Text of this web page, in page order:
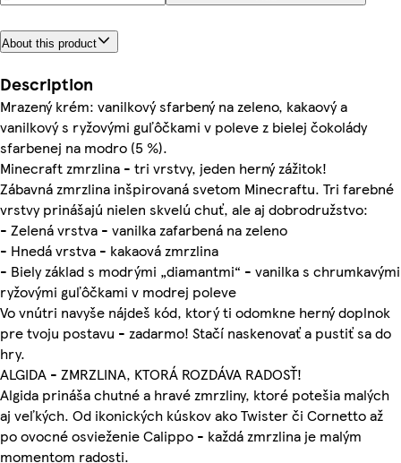
About this product
Description
Mrazený krém: vanilkový sfarbený na zeleno, kakaový a
vanilkový s ryžovými guľôčkami v poleve z bielej čokolády
sfarbenej na modro (5 %).
Minecraft zmrzlina - tri vrstvy, jeden herný zážitok!
Zábavná zmrzlina inšpirovaná svetom Minecraftu. Tri farebné
vrstvy prinášajú nielen skvelú chuť, ale aj dobrodružstvo:
- Zelená vrstva - vanilka zafarbená na zeleno
- Hnedá vrstva - kakaová zmrzlina
- Biely základ s modrými „diamantmi“ - vanilka s chrumkavými
ryžovými guľôčkami v modrej poleve
Vo vnútri navyše nájdeš kód, ktorý ti odomkne herný doplnok
pre tvoju postavu - zadarmo! Stačí naskenovať a pustiť sa do
hry.
ALGIDA - ZMRZLINA, KTORÁ ROZDÁVA RADOSŤ!
Algida prináša chutné a hravé zmrzliny, ktoré potešia malých
aj veľkých. Od ikonických kúskov ako Twister či Cornetto až
po ovocné osvieženie Calippo - každá zmrzlina je malým
momentom radosti.